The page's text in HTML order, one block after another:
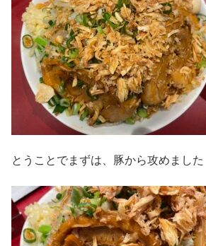
とうことでまずは、豚から攻めました